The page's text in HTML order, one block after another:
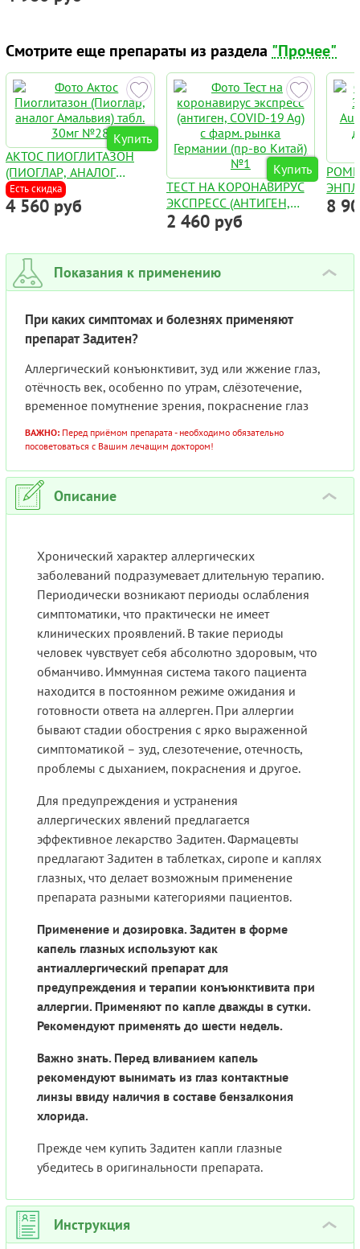
Смотрите еще препараты из раздела "Прочее"
Купить
АКТОС ПИОГЛИТАЗОН
(ПИОГЛАР, АНАЛОГ
АМАЛЬВИЯ) ТАБЛ. 30МГ
№28
Есть скидка
4 560 руб
Купить
ТЕСТ НА КОРОНАВИРУС
ЭКСПРЕСС (АНТИГЕН,
COVID-19 AG) С ФАРМ.
РЫНКА ГЕРМАНИИ (ПР-
ВО КИТАЙ) №1
2 460 руб
8
Показания к применению ›
При каких симптомах и болезнях применяют
препарат Задитен?
Аллергический конъюнктивит, зуд или жжение глаз,
отёчность век, особенно по утрам, слёзотечение,
временное помутнение зрения, покраснение глаз
ВАЖНО: Перед приёмом препарата - необходимо обязательно
посоветоваться с Вашим лечащим доктором!
Описание ›
Хронический характер аллергических
заболеваний подразумевает длительную терапию.
Периодически возникают периоды ослабления
симптоматики, что практически не имеет
клинических проявлений. В такие периоды
человек чувствует себя абсолютно здоровым, что
обманчиво. Иммунная система такого пациента
находится в постоянном режиме ожидания и
готовности ответа на аллерген. При аллергии
бывают стадии обострения с ярко выраженной
симптоматикой – зуд, слезотечение, отечность,
проблемы с дыханием, покраснения и другое.
Для предупреждения и устранения
аллергических явлений предлагается
эффективное лекарство Задитен. Фармацевты
предлагают Задитен в таблетках, сиропе и каплях
глазных, что делает возможным применение
препарата разными категориями пациентов.
Применение и дозировка. Задитен в форме
капель глазных используют как
антиаллергический препарат для
предупреждения и терапии конъюнктивита при
аллергии. Применяют по капле дважды в сутки.
Рекомендуют применять до шести недель.
Важно знать. Перед вливанием капель
рекомендуют вынимать из глаз контактные
линзы ввиду наличия в составе бензалкония
хлорида.
Прежде чем купить Задитен капли глазные
убедитесь в оригинальности препарата.
Инструкция ›